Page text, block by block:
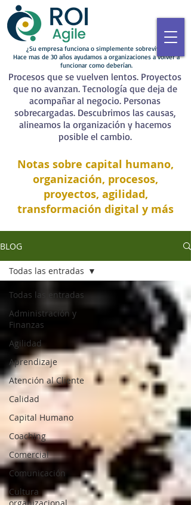
¿Su empresa funciona o simplemente sobrevive?
Hace mas de 30 años ayudamos a organizaciones a volver a
funcionar como deberían.
Procesos que se vuelven lentos. Proyectos
que no avanzan. Tecnología que deja de
acompañar al negocio. Personas
sobrecargadas. Descubrimos las causas,
alineamos la organización y hacemos
posible el cambio.
Notas sobre capital humano,
organización, procesos,
proyectos, agilidad,
transformación digital y más
BLOG
Todas las entradas
Administración y
Finanzas
Agilidad
Aprendizaje
Atención al Cliente
Calidad
Capital Humano
Coaching
Comercial
Comunicación
Cultura
Todas las entradas